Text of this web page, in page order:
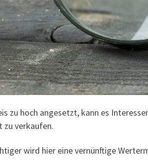
zu hoch angesetzt, kann es
zu verkaufen.
wird hier eine vernünftige